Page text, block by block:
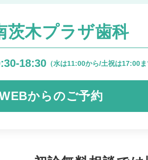
茨木プラザ歯科
18:30 （水は11:00から/土祝は17:00ま
からのご予約